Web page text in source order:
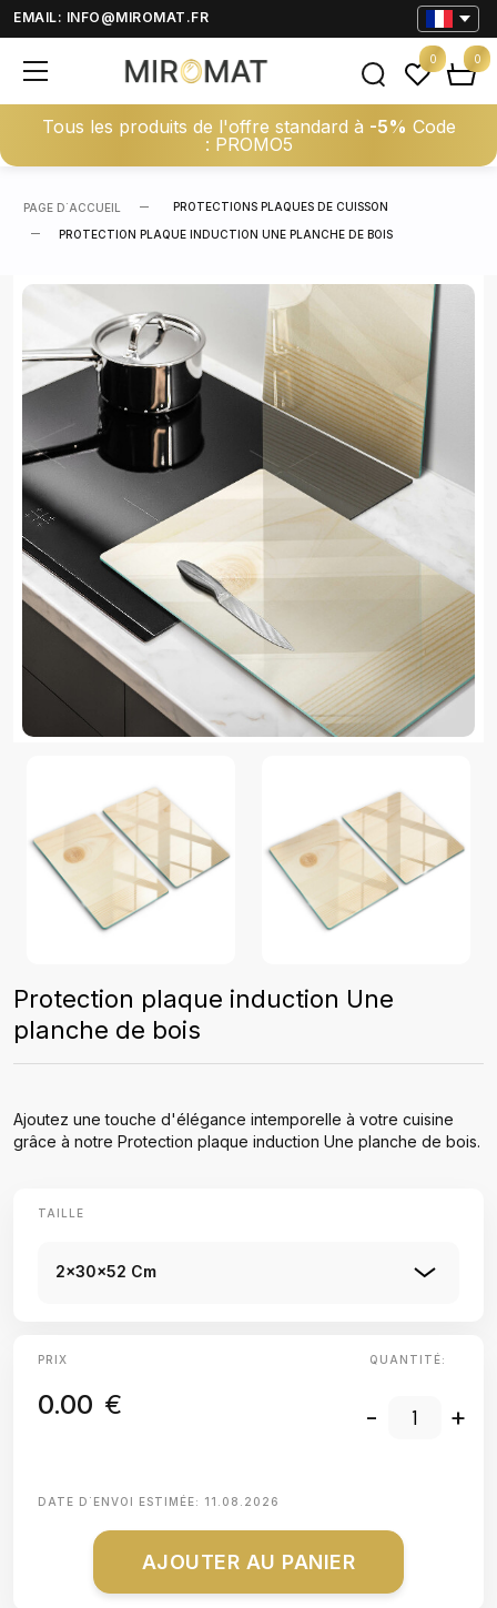
EMAIL: INFO@MIROMAT.FR
Tous les produits de l'offre standard à -5% Code
: PROMO5
0 0
PAGE D΄ACCUEIL PROTECTIONS PLAQUES DE CUISSON
PROTECTION PLAQUE INDUCTION UNE PLANCHE DE BOIS
Protection plaque induction Une
planche de bois
Ajoutez une touche d'élégance intemporelle à votre cuisine
grâce à notre Protection plaque induction Une planche de bois.
TAILLE
2x30x52 Cm
PRIX
0.00 €
QUANTITÉ:
- +
DATE D΄ENVOI ESTIMÉE: 11.08.2026
AJOUTER AU PANIER